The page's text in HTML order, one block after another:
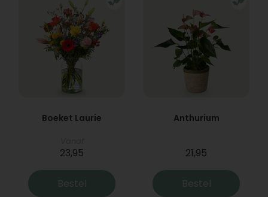
Boeket Laurie
23,95
Bestel
Anthurium
21,95
Bestel